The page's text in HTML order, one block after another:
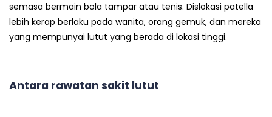
semasa bermain bola tampar atau tenis. Dislokasi patella
lebih kerap berlaku pada wanita, orang gemuk, dan mereka
yang mempunyai lutut yang berada di lokasi tinggi.
Antara rawatan sakit lutut